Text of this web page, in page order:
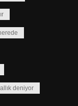
deniyor